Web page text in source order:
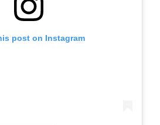
post on Instagram